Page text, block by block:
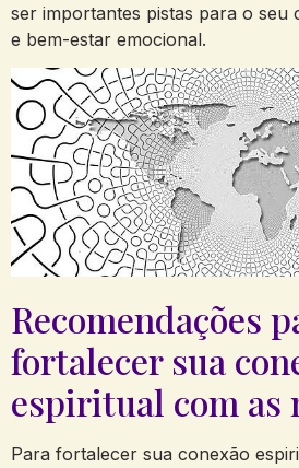
ser importantes pistas para o seu
e bem-estar emocional.
Recomendações
fortalecer sua
espiritual com as
Para fortalecer sua conexão